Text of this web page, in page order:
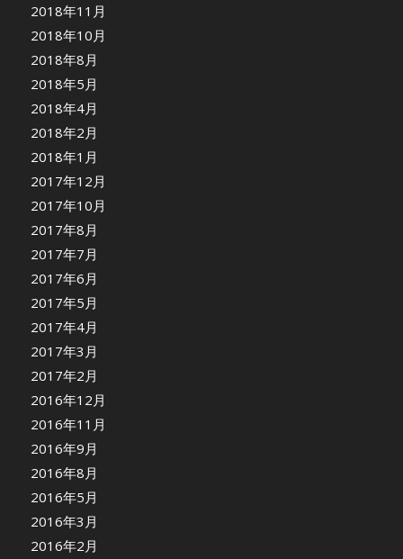
2018年11月
2018年10月
2018年8月
2018年5月
2018年4月
2018年2月
2018年1月
2017年12月
2017年10月
2017年8月
2017年7月
2017年6月
2017年5月
2017年4月
2017年3月
2017年2月
2016年12月
2016年11月
2016年9月
2016年8月
2016年5月
2016年3月
2016年2月